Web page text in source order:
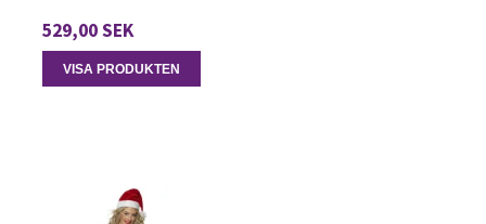
529,00 SEK
VISA PRODUKTEN